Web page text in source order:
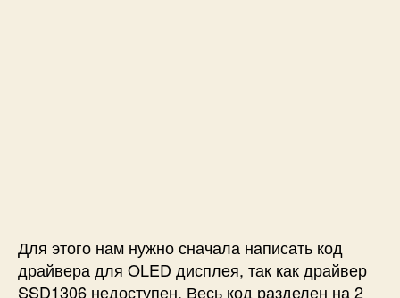
Для этого нам нужно сначала написать код
драйвера для OLED дисплея, так как драйвер
SSD1306 недоступен. Весь код разделен на 2